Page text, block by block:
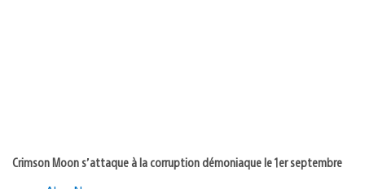
Crimson Moon s’attaque à la corruption démoniaque le 1er septembre